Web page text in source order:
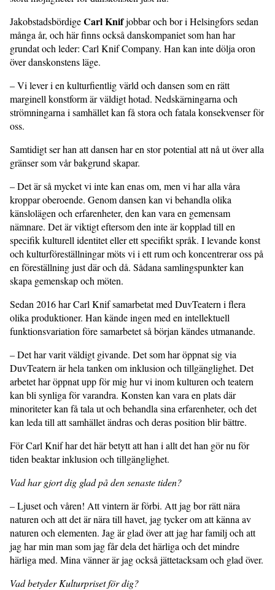
JakobstadsbördigeCarl Knifjobbar och bor i Helsingfors sedan
många år, och här finns också danskompaniet som han har
grundat och leder: Carl Knif Company. Han kan inte dölja oron
över danskonstens läge.
– Vi lever i en kulturfientlig värld och dansen som en rätt
marginell konstform är väldigt hotad. Nedskärningarna och
strömningarna i samhället kan få stora och fatala konsekvenser för
oss.
Samtidigt ser han att dansen har en stor potential att nå ut över alla
gränser som vår bakgrund skapar.
– Det är så mycket vi inte kan enas om, men vi har alla våra
kroppar oberoende. Genom dansen kan vi behandla olika
känslolägen och erfarenheter, den kan vara en gemensam
nämnare. Det är viktigt eftersom den inte är kopplad till en
specifik kulturell identitet eller ett specifikt språk. I levande konst
och kulturföreställningar möts vi i ett rum och koncentrerar oss på
en föreställning just där och då. Sådana samlingspunkter kan
skapa gemenskap och möten.
Sedan 2016 har Carl Knif samarbetat med DuvTeatern i flera
olika produktioner. Han kände ingen med en intellektuell
funktionsvariation före samarbetet så början kändes utmanande.
– Det har varit väldigt givande. Det som har öppnat sig via
DuvTeatern är hela tanken om inklusion och tillgänglighet. Det
arbetet har öppnat upp för mig hur vi inom kulturen och teatern
kan bli synliga för varandra. Konsten kan vara en plats där
minoriteter kan få tala ut och behandla sina erfarenheter, och det
kan leda till att samhället ändras och deras position blir bättre.
För Carl Knif har det här betytt att han i allt det han gör nu för
tiden beaktar inklusion och tillgänglighet.
Vad har gjort dig glad på den senaste tiden?
– Ljuset och våren! Att vintern är förbi. Att jag bor rätt nära
naturen och att det är nära till havet, jag tycker om att känna av
naturen och elementen. Jag är glad över att jag har familj och att
jag har min man som jag får dela det härliga och det mindre
härliga med. Mina vänner är jag också jättetacksam och glad över.
Vad betyder Kulturpriset för dig?